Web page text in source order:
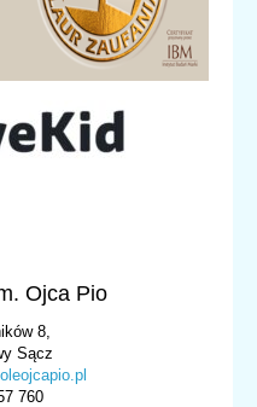
Ojca Pio
8,
Sącz
760